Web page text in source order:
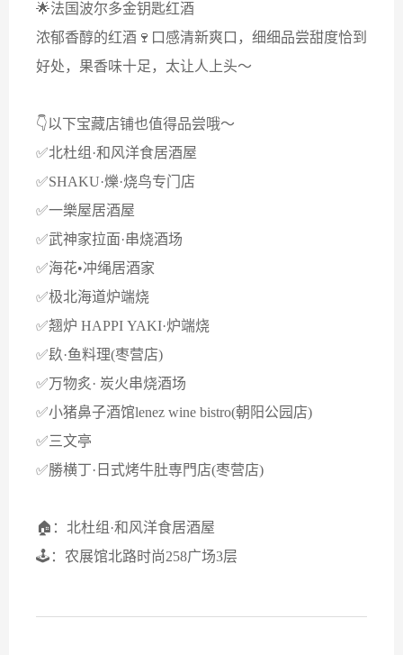
🌟法国波尔多金钥匙红酒
浓郁香醇的红酒🍷口感清新爽口，细细品尝甜度恰到
好处，果香味十足，太让人上头～
👇以下宝藏店铺也值得品尝哦～
✅北杜组·和风洋食居酒屋
✅SHAKU·爍·烧鸟专门店
✅一樂屋居酒屋
✅武神家拉面·串烧酒场
✅海花•冲绳居酒家
✅极北海道炉端烧
✅翘炉 HAPPI YAKI·炉端烧
✅镹·鱼料理(枣营店)
✅万物炙· 炭火串烧酒场
✅小猪鼻子酒馆lenez wine bistro(朝阳公园店)
✅三文亭
✅勝横丁·日式烤牛肚専門店(枣营店)
🏠：北杜组·和风洋食居酒屋
🕹：农展馆北路时尚258广场3层